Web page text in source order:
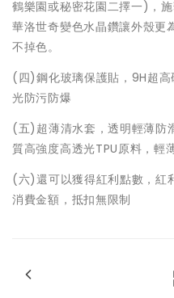
鶴樂園或秘密花園二擇一)，
華洛世奇變色水晶鑽讓外殼更
不掉色。
(四)鋼化玻璃保護貼，9H超
光防污防爆
(五)超薄清水套，透明輕薄防
質高強度高透光TPU原料，輕
(六)還可以獲得紅利點數，紅
消費金額，抵扣無限制